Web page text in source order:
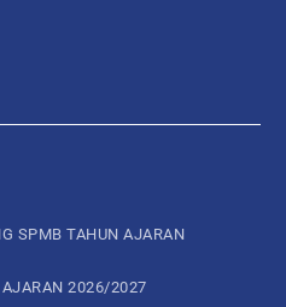
SPMB TAHUN AJARAN
2026/2027